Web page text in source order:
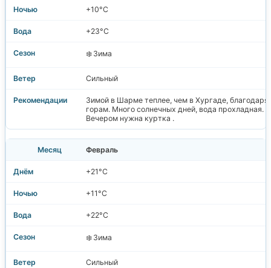
+10°C
+23°C
❄️ Зима
Сильный
Зимой в Шарме теплее, чем в Хургаде, благодаря
горам. Много солнечных дней, вода прохладная.
Вечером нужна куртка .
Февраль
+21°C
+11°C
+22°C
❄️ Зима
Сильный